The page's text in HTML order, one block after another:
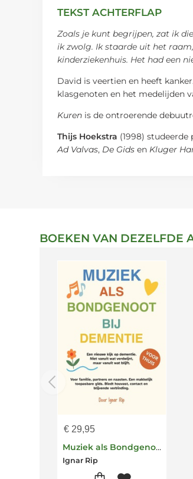
TEKST ACHTERFLAP
Zoals je kunt begrijpen, zat ik
ik zwolg. Ik staarde uit het
kinderziekenhuis. Het had een
David is veertien en heeft
klasgenoten en het medelijden
Kuren is de ontroerende
Thijs Hoekstra (1998)
Ad Valvas, De Gids en Kluger
BOEKEN VAN DEZELFDE
€ 29,95
Muziek als Bondgenoot bij Dementie
Ignar Rip